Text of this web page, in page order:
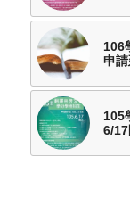
106
申
105
6/